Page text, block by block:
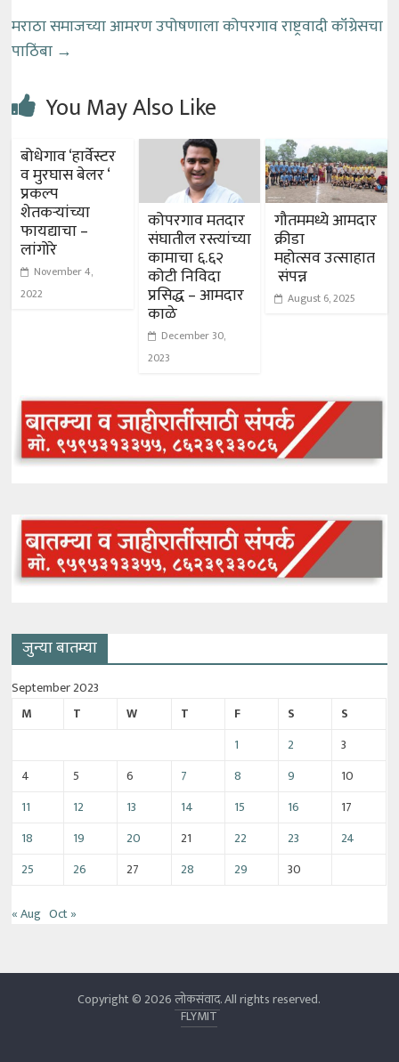
मराठा समाजच्या आमरण उपोषणाला कोपरगाव राष्ट्रवादी कॉंग्रेसचा
पाठिंबा →
You May Also Like
बोधेगाव ‘हार्वेस्टर
व मुरघास बेलर ‘
प्रकल्प
शेतकऱ्यांच्या
फायद्याचा –
लांगोरे
November 4,
2022
कोपरगाव मतदार
संघातील रस्त्यांच्या
कामाचा ६.६२
कोटी निविदा
प्रसिद्ध – आमदार
काळे
December 30,
2023
गौतममध्ये आमदार
क्रीडा
महोत्सव उत्साहात
संपन्न
August 6, 2025
जुन्या बातम्या
September 2023
M
T W T F S
S
1
2
3
4
5 6 7 8 9
10
11
12 13 14 15 16
17
18
19 20 21 22 23
24
25
26 27 28 29 30
« Aug Oct »
Copyright © 2026लोकसंवाद. All rights reserved.
FLYMIT